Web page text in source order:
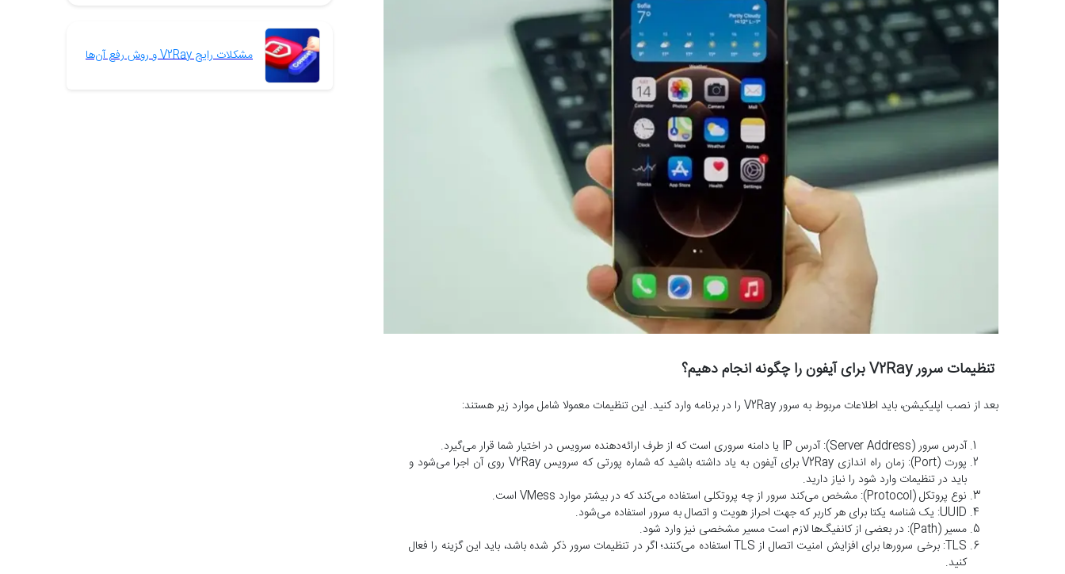
تنظیمات سرور V2Ray برای آیفون را چگونه انجام دهیم؟
بعد از نصب اپلیکیشن، باید اطلاعات مربوط به سرور V2Ray را در برنامه وارد کنید. این تنظیمات معمولا شامل موارد زیر هستند:
آدرس سرور (Server Address): آدرس IP یا دامنه سروری است که از طرف ارائه‌دهنده سرویس در اختیار شما قرار می‌گیرد.
پورت (Port): زمان راه اندازی V2Ray برای آیفون به یاد داشته باشید که شماره پورتی که سرویس V2Ray روی آن اجرا می‌شود و
باید در تنظیمات وارد شود را نیاز دارید.
نوع پروتکل (Protocol): مشخص می‌کند سرور از چه پروتکلی استفاده می‌کند که در بیشتر موارد VMess است.
UUID: یک شناسه یکتا برای هر کاربر که جهت احراز هویت و اتصال به سرور استفاده می‌شود.
مسیر (Path): در بعضی از کانفیگ‌ها لازم است مسیر مشخصی نیز وارد شود.
TLS: برخی سرورها برای افزایش امنیت اتصال از TLS استفاده می‌کنند؛ اگر در تنظیمات سرور ذکر شده باشد، باید این گزینه را فعال
کنید.
مشکلات رایج V2Ray و روش رفع آن‌ها